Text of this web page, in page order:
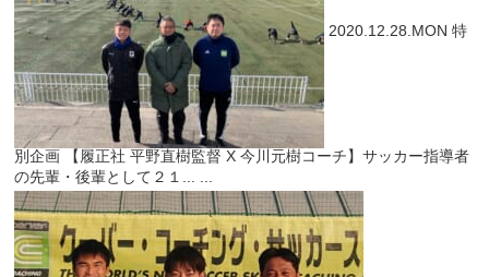
2020.12.28.MON 特
別企画
【履正社 平野直樹監督 X 今川元樹コーチ】サッカー指導者
の先輩・後輩として２１...